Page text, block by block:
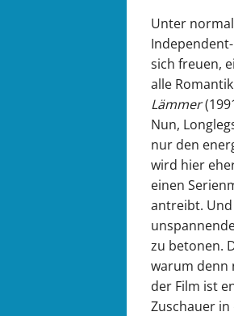
Unter
sich freuen,
alle
Lämmer
Nun,
nur den
wird hier
einen
antreibt.
zu betonen.
warum denn
der Film ist
Zuschauer